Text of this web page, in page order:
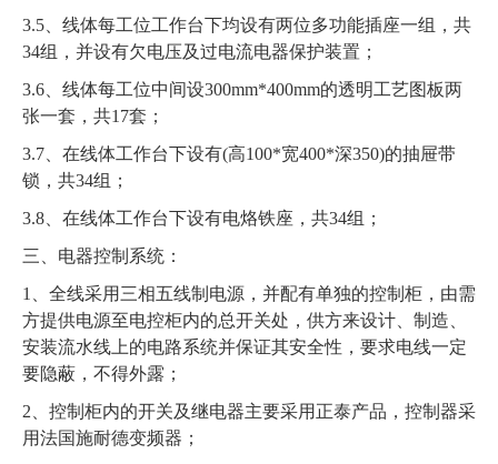
3.5、线体每工位工作台下均设有两位多功能插座一组，共
34组，并设有欠电压及过电流电器保护装置；
3.6、线体每工位中间设300mm*400mm的透明工艺图板两
张一套，共17套；
3.7、在线体工作台下设有(高100*宽400*深350)的抽屉带
锁，共34组；
3.8、在线体工作台下设有电烙铁座，共34组；
三、电器控制系统：
1、全线采用三相五线制电源，并配有单独的控制柜，由需
方提供电源至电控柜内的总开关处，供方来设计、制造、
安装流水线上的电路系统并保证其安全性，要求电线一定
要隐蔽，不得外露；
2、控制柜内的开关及继电器主要采用正泰产品，控制器采
用法国施耐德变频器；